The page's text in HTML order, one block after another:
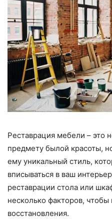
Реставрация мебели – это
предмету былой красоты,
ему уникальный стиль,
вписываться в ваш
реставрации стола или
несколько факторов,
восстановления.